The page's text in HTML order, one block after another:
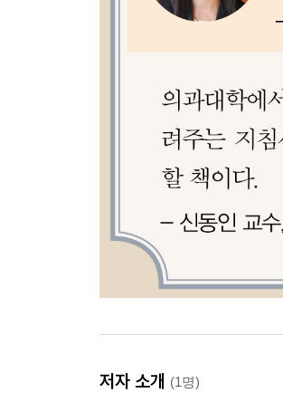
· 성장하는 미국의 원격진료 시
· 텔라닥: 미국 최초, 최대의
· 텔라닥의 고객과 수익 모델
· 텔라닥의 효용: 홈디포의 사
· 원격진료의 여러 모델 (1): 스
· 원격진료의 여러 모델 (2):
· 원격 2차 소견의 가치
· 원격진료의 여러 모델 (3): 온
· 원격진료 회사들은 얼마나
· 한국의 원격의료, 더 근본적인
저자 소개 (1명)